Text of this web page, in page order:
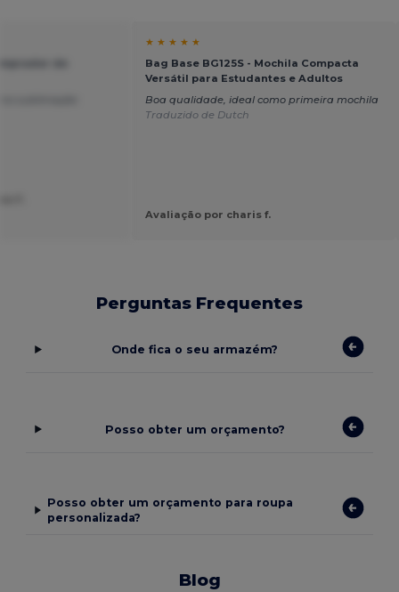
★ ★ ★ ★ ★
Bag Base BG125S - Mochila Compacta
Versátil para Estudantes e Adultos
Boa qualidade, ideal como primeira mochila
Traduzido de Dutch
Avaliação por charis f.
Perguntas Frequentes
Onde fica o seu armazém?
Posso obter um orçamento?
Posso obter um orçamento para roupa
personalizada?
Blog